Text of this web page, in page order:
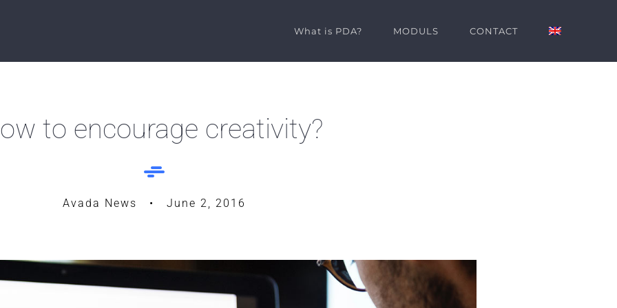
What is PDA? MODULS CONTACT
to encourage creativity?
Avada News • June 2, 2016